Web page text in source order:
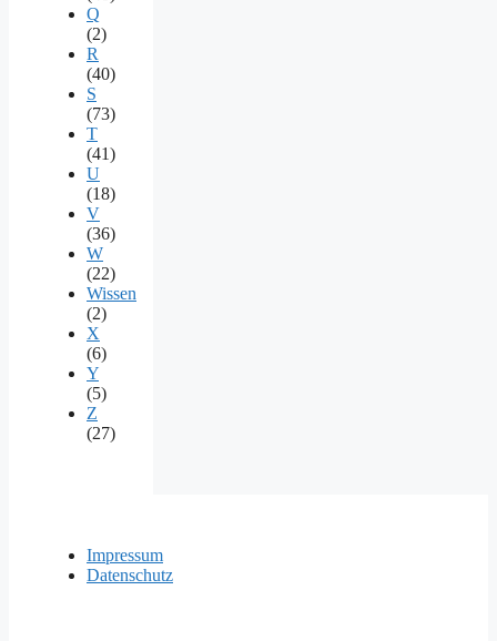
Q
(2)
R
(40)
S
(73)
T
(41)
U
(18)
V
(36)
W
(22)
Wissen
(2)
X
(6)
Y
(5)
Z
(27)
Impressum
Datenschutz